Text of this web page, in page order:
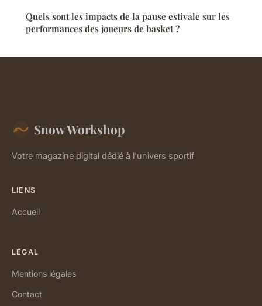
Quels sont les impacts de la pause estivale sur les
performances des joueurs de basket ?
Snow Workshop
Votre magazine digital dédié à l'univers sportif
LIENS
Accueil
LÉGAL
Mentions légales
Contact